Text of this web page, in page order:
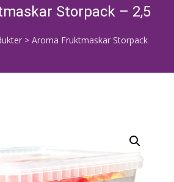
Storpack – 2,5
> Aroma Fruktmaskar Storpack